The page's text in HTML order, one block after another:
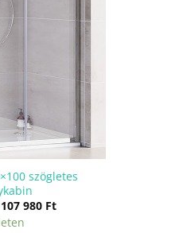
szögletes
Original
price
was:
107 980 FtCurrent